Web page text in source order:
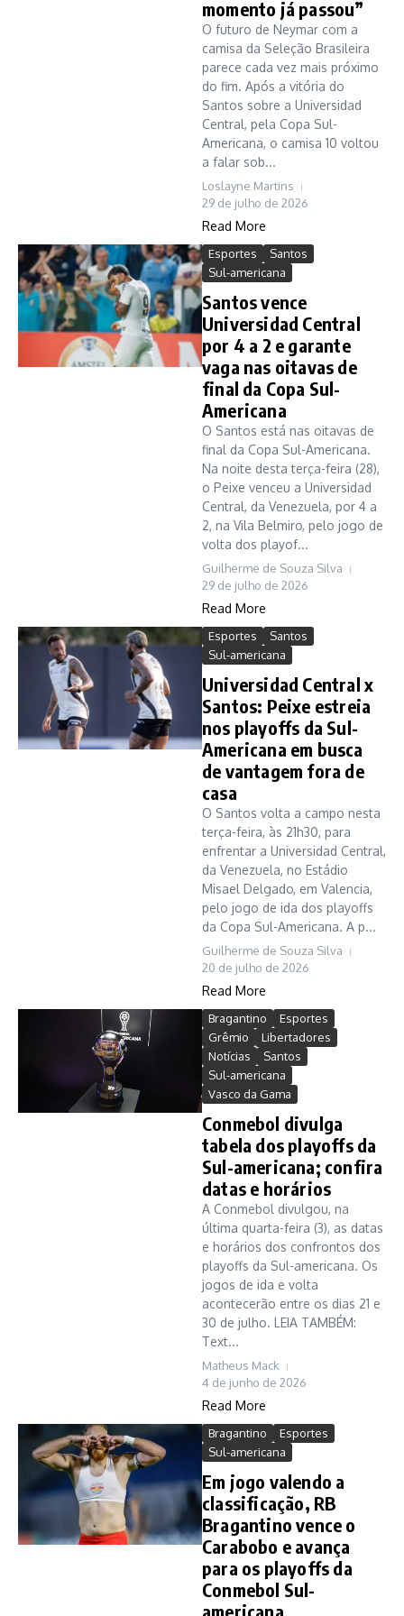
momento já passou”
O futuro de Neymar com a
camisa da Seleção Brasileira
parece cada vez mais próximo
do fim. Após a vitória do
Santos sobre a Universidad
Central, pela Copa Sul-
Americana, o camisa 10 voltou
a falar sob...
Loslayne Martins
29 de julho de 2026
Read More
Esportes
Santos
Sul-americana
Santos vence
Universidad Central
por 4 a 2 e garante
vaga nas oitavas de
final da Copa Sul-
Americana
O Santos está nas oitavas de
final da Copa Sul-Americana.
Na noite desta terça-feira (28),
o Peixe venceu a Universidad
Central, da Venezuela, por 4 a
2, na Vila Belmiro, pelo jogo de
volta dos playof...
Guilherme de Souza Silva
29 de julho de 2026
Read More
Esportes
Santos
Sul-americana
Universidad Central x
Santos: Peixe estreia
nos playoffs da Sul-
Americana em busca
de vantagem fora de
casa
O Santos volta a campo nesta
terça-feira, às 21h30, para
enfrentar a Universidad Central,
da Venezuela, no Estádio
Misael Delgado, em Valencia,
pelo jogo de ida dos playoffs
da Copa Sul-Americana. A p...
Guilherme de Souza Silva
20 de julho de 2026
Read More
Bragantino
Esportes
Grêmio
Libertadores
Notícias
Santos
Sul-americana
Vasco da Gama
Conmebol divulga
tabela dos playoffs da
Sul-americana; confira
datas e horários
A Conmebol divulgou, na
última quarta-feira (3), as datas
e horários dos confrontos dos
playoffs da Sul-americana. Os
jogos de ida e volta
acontecerão entre os dias 21 e
30 de julho. LEIA TAMBÉM:
Text...
Matheus Mack
4 de junho de 2026
Read More
Bragantino
Esportes
Sul-americana
Em jogo valendo a
classificação, RB
Bragantino vence o
Carabobo e avança
para os playoffs da
Conmebol Sul-
americana